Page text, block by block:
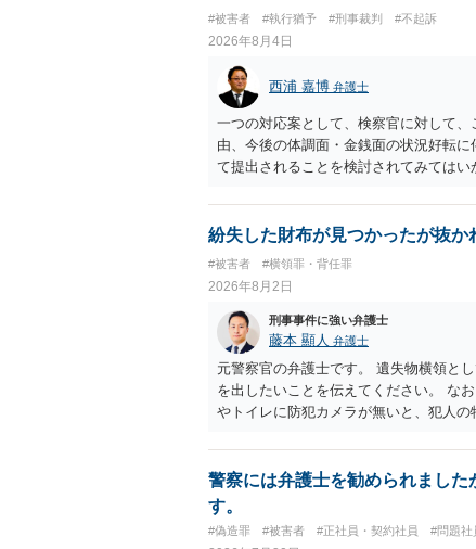
#被害者 #執行猶予 #刑事裁判 #不起訴
2026年8月4日
西浦 嘉博 弁護士
一つの対応案として、検察官に対して
由、今後の体調面・金銭面の状況好転
て提出されることを検討されてみては
合、最寄りの法律事務所での相談を検討
紛失した財布が見つかったが抜か
#被害者 #横領罪・背任罪
2026年8月2日
刑事事件に強い弁護士
藤本 顯人 弁護士
元警察官の弁護士です。 遺失物横領と
を出したいことを伝えてください。 な
やトイレに防犯カメラが無いと、犯人
警察には弁護士を勧められまし
す。
#偽造罪 #被害者 #正社員・契約社員 #問題社